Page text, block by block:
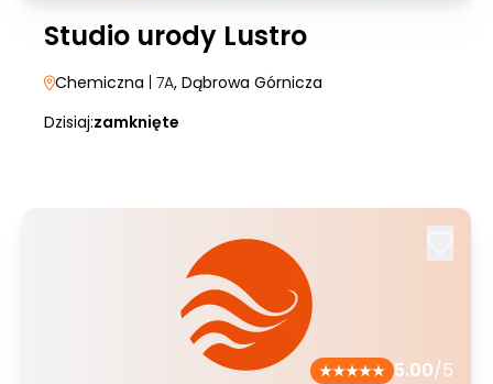
Studio urody Lustro
Chemiczna | 7A, Dąbrowa Górnicza
Dzisiaj:zamknięte
5.00/5